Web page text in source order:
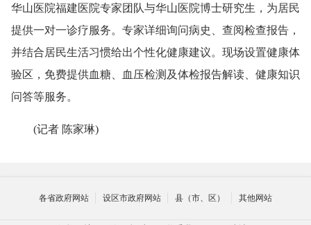
华山医院福建医院专家团队与华山医院博士研究生，为居民
提供一对一诊疗服务。专家详细询问病史、查阅检查报告，
并结合居民生活习惯给出个性化健康建议。现场设置健康体
验区，免费提供血糖、血压检测及体检报告解读、健康知识
问答等服务。
(记者 陈家琳)
各省政府网站 设区市政府网站 县（市、区） 其他网站